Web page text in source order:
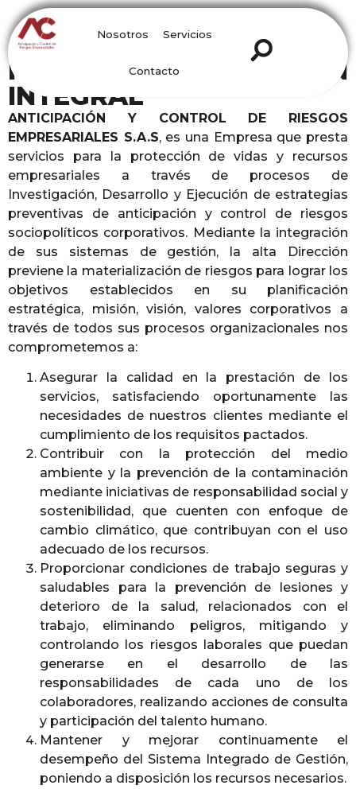
Nosotros Servicios
Contacto
POLÍTICA DE GESTIÓN
INTEGRAL
ANTICIPACIÓN Y CONTROL DE RIESGOS
EMPRESARIALES S.A.S, es una Empresa que presta
servicios para la protección de vidas y recursos
empresariales a través de procesos de
Investigación, Desarrollo y Ejecución de estrategias
preventivas de anticipación y control de riesgos
sociopolíticos corporativos. Mediante la integración
de sus sistemas de gestión, la alta Dirección
previene la materialización de riesgos para lograr los
objetivos establecidos en su planificación
estratégica, misión, visión, valores corporativos a
través de todos sus procesos organizacionales nos
comprometemos a:
Asegurar la calidad en la prestación de los
servicios, satisfaciendo oportunamente las
necesidades de nuestros clientes mediante el
cumplimiento de los requisitos pactados.
Contribuir con la protección del medio
ambiente y la prevención de la contaminación
mediante iniciativas de responsabilidad social y
sostenibilidad, que cuenten con enfoque de
cambio climático, que contribuyan con el uso
adecuado de los recursos.
Proporcionar condiciones de trabajo seguras y
saludables para la prevención de lesiones y
deterioro de la salud, relacionados con el
trabajo, eliminando peligros, mitigando y
controlando los riesgos laborales que puedan
generarse en el desarrollo de las
responsabilidades de cada uno de los
colaboradores, realizando acciones de consulta
y participación del talento humano.
Mantener y mejorar continuamente el
desempeño del Sistema Integrado de Gestión,
poniendo a disposición los recursos necesarios.